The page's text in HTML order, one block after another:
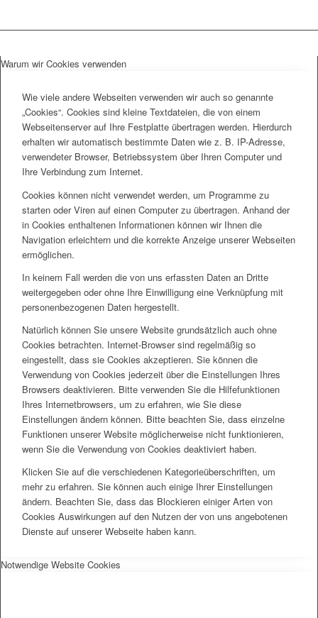
Warum wir Cookies verwenden
Wie viele andere Webseiten verwenden wir auch so genannte
„Cookies“. Cookies sind kleine Textdateien, die von einem
Webseitenserver auf Ihre Festplatte übertragen werden. Hierdurch
erhalten wir automatisch bestimmte Daten wie z. B. IP-Adresse,
verwendeter Browser, Betriebssystem über Ihren Computer und
Ihre Verbindung zum Internet.
Cookies können nicht verwendet werden, um Programme zu
starten oder Viren auf einen Computer zu übertragen. Anhand der
in Cookies enthaltenen Informationen können wir Ihnen die
Navigation erleichtern und die korrekte Anzeige unserer Webseiten
ermöglichen.
In keinem Fall werden die von uns erfassten Daten an Dritte
weitergegeben oder ohne Ihre Einwilligung eine Verknüpfung mit
personenbezogenen Daten hergestellt.
Natürlich können Sie unsere Website grundsätzlich auch ohne
Cookies betrachten. Internet-Browser sind regelmäßig so
eingestellt, dass sie Cookies akzeptieren. Sie können die
Verwendung von Cookies jederzeit über die Einstellungen Ihres
Browsers deaktivieren. Bitte verwenden Sie die Hilfefunktionen
Ihres Internetbrowsers, um zu erfahren, wie Sie diese
Einstellungen ändern können. Bitte beachten Sie, dass einzelne
Funktionen unserer Website möglicherweise nicht funktionieren,
wenn Sie die Verwendung von Cookies deaktiviert haben.
Klicken Sie auf die verschiedenen Kategorieüberschriften, um
mehr zu erfahren. Sie können auch einige Ihrer Einstellungen
ändern. Beachten Sie, dass das Blockieren einiger Arten von
Cookies Auswirkungen auf den Nutzen der von uns angebotenen
Dienste auf unserer Webseite haben kann.
Notwendige Website Cookies